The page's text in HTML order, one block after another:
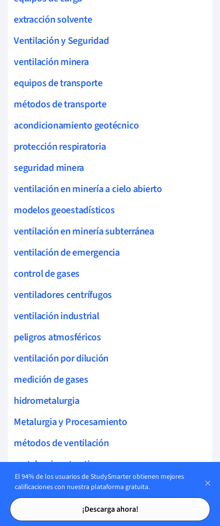
Tarjetas de estudio
Tarjetas de estudio
extracción solvente
Ventilación y Seguridad
ventilación minera
equipos de transporte
métodos de transporte
acondicionamiento geotécnico
protección respiratoria
seguridad minera
ventilación en minería a cielo abierto
modelos geoestadísticos
ventilación en minería subterránea
ventilación de emergencia
control de gases
ventiladores centrífugos
ventilación industrial
peligros atmosféricos
ventilación por dilución
medición de gases
hidrometalurgia
Metalurgia y Procesamiento
métodos de ventilación
metalurgia extractiva
ventilación regional
El 94% de los usuarios de StudySmarter obtienen mejores
calificaciones con nuestra plataforma gratuita.
¡Descarga ahora!